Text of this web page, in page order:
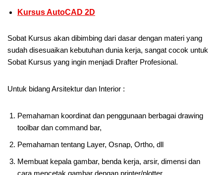
Kursus AutoCAD 2D
Sobat Kursus akan dibimbing dari dasar dengan materi yang
sudah disesuaikan kebutuhan dunia kerja, sangat cocok untuk
Sobat Kursus yang ingin menjadi Drafter Profesional.
Untuk bidang Arsitektur dan Interior :
Pemahaman koordinat dan penggunaan berbagai drawing
toolbar dan command bar,
Pemahaman tentang Layer, Osnap, Ortho, dll
Membuat kepala gambar, benda kerja, arsir, dimensi dan
cara mencetak gambar dengan printer/plotter